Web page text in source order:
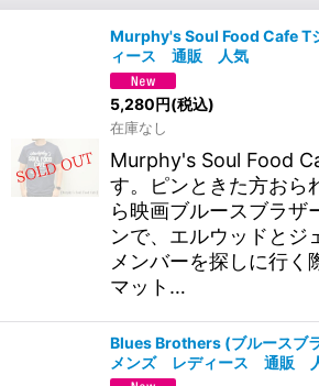
Murphy's Soul Food Cafe T
ィース 通販 人気
5,280円(税込)
在庫なし
Murphy's Soul Food
す。ピンときた方おら
ら映画ブルースブラザ
ンで、エルウッドとジ
メンバーを探しに行く
マット…
Blues Brothers (ブルースブ
メンズ レディース 通販